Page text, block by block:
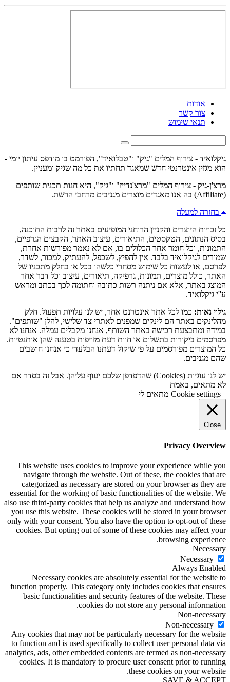
אודות
צור קשר
תנאי שימוש
גיקלואיד - צירוף המלים "גיק" ו"טבלואיד", הפורמט בו מודפס עיתון יומי -
הוא מגזין אינטרנטי חדש שמאגד תחתיו את כל מה שגיק ומעניין.
מרצ'ן-גיק - צירוף המלים "מרצ'נדייז" ו"גיק", היא חנות תכנית שותפים
(Affiliate) בה אנו מאגדים מוצרים מגניבים מרחבי הרשת.
בחזרה למעלה
כל זכויות היוצרים והקניין הרוחני המופיעים באתר זה לרבות התוכנה,
בסיס הנתונים, הטקסטים, התיאורים, עיצוב האתר, הקבצים הגרפיים,
התמונות, וכל חומר אחר הכלולים בו, אם לא נאמר מפורשות אחרת,
שמורים לגיקלואיד בלבד. אין להפיץ, לשכפל, להעתיק, למכור, לשדר,
לפרסם, או לעשות כל שימוש מסחרי כלשהו בכל או בחלק מתכניו של
האתר, כולל מוצרים, תמונות, גרפיקה, תיאורים, עיצוב וכל דבר אחר
המוצג באתר, אלא אם ניתנה רשות כתובה וחתומה לכך בכתב ומראש
ע''י גיקלואיד.
גילוי נאות: כמו לכל אתר אינטרנט אחר, יש לנו עלויות תפעול. חלק
מהלינקים באתר הם לינקים שמפנים לאתרי צד שלישי, להלן "שותפים".
במידה ומתבצעת רכישה באתר השותף, אנחנו מקבלים עמלה. אנחנו לא
מפרסמים ביקורות בתשלום או חוות דעת מזויפות בטענה שהן אותנטיות.
כל המוצרים מפורסמים על פי שיקול דעתנו הבלעדי כי אנחנו חושבים
שהם מגניבים.
יש לנו עוגיות (Cookies) שהדפדפן שלכם יעוף עליהן. אבל זה בסדר אם
לא מתאים, באמת
Cookie settings מתאים לי
Close
Privacy Overview
This website uses cookies to improve your experience while you
navigate through the website. Out of these, the cookies that are
categorized as necessary are stored on your browser as they are
essential for the working of basic functionalities of the website. We
also use third-party cookies that help us analyze and understand how
you use this website. These cookies will be stored in your browser
only with your consent. You also have the option to opt-out of these
cookies. But opting out of some of these cookies may affect your
browsing experience.
Necessary
Necessary
Always Enabled
Necessary cookies are absolutely essential for the website to
function properly. This category only includes cookies that ensures
basic functionalities and security features of the website. These
cookies do not store any personal information.
Non-necessary
Non-necessary
Any cookies that may not be particularly necessary for the website
to function and is used specifically to collect user personal data via
analytics, ads, other embedded contents are termed as non-necessary
cookies. It is mandatory to procure user consent prior to running
these cookies on your website.
SAVE & ACCEPT